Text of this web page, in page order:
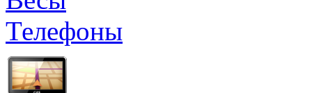
Телефоны